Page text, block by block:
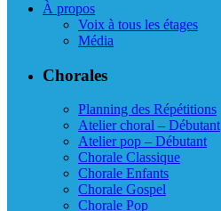
À propos
Voix à tous les étages
Média
Chorales
Planning des Répétitions
Atelier choral – Débutant
Atelier pop – Débutant
Chorale Classique
Chorale Enfants
Chorale Gospel
Chorale Pop